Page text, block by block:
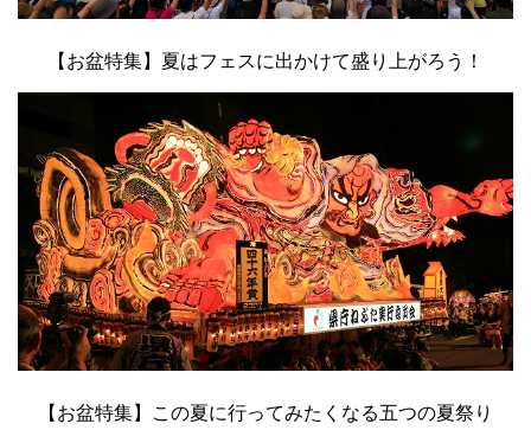
【お盆特集】夏はフェスに出かけて盛り上がろう！
【お盆特集】この夏に行ってみたくなる五つの夏祭り